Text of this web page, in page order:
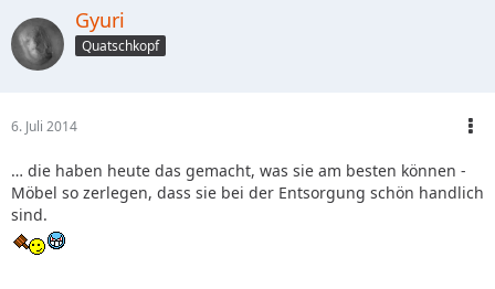
Gyuri
Quatschkopf
6. Juli 2014
… die haben heute das gemacht, was sie am besten können -
Möbel so zerlegen, dass sie bei der Entsorgung schön handlich
sind.